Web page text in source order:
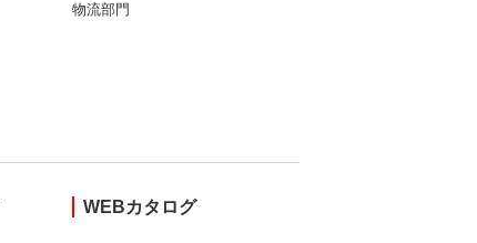
物流部門
WEBカタログ